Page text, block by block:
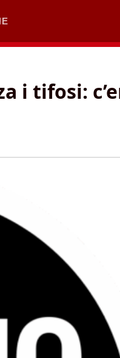
i tifosi: